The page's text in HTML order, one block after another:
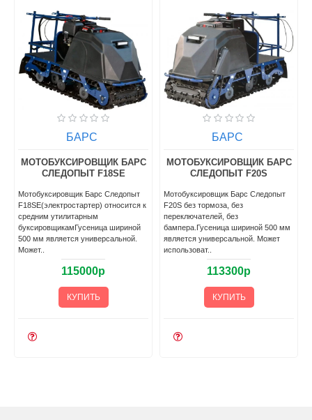
БАРС
МОТОБУКСИРОВЩИК БАРС
СЛЕДОПЫТ F18SE
Мотобуксировщик Барс Следопыт
F18SE(электростартер) относится к
средним утилитарным
буксировщикамГусеница шириной
500 мм является универсальной.
Может..
115000р
КУПИТЬ
БАРС
МОТОБУКСИРОВЩИК БАРС
СЛЕДОПЫТ F20S
Мотобуксировщик Барс Следопыт
F20S без тормоза, без
переключателей, без
бампера.Гусеница шириной 500 мм
является универсальной. Может
использоват..
113300р
КУПИТЬ